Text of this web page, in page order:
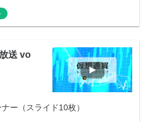
送 vo
ー（スライド10枚）